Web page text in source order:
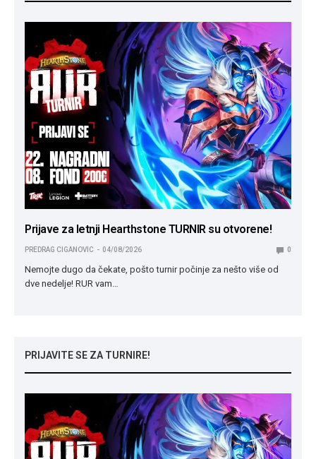
Prijave za letnji Hearthstone TURNIR su otvorene!
PREDRAG CIGANOVIC 04/08/2026 0
Nemojte dugo da čekate, pošto turnir počinje za nešto više od
dve nedelje! RUR vam…
PRIJAVITE SE ZA TURNIRE!